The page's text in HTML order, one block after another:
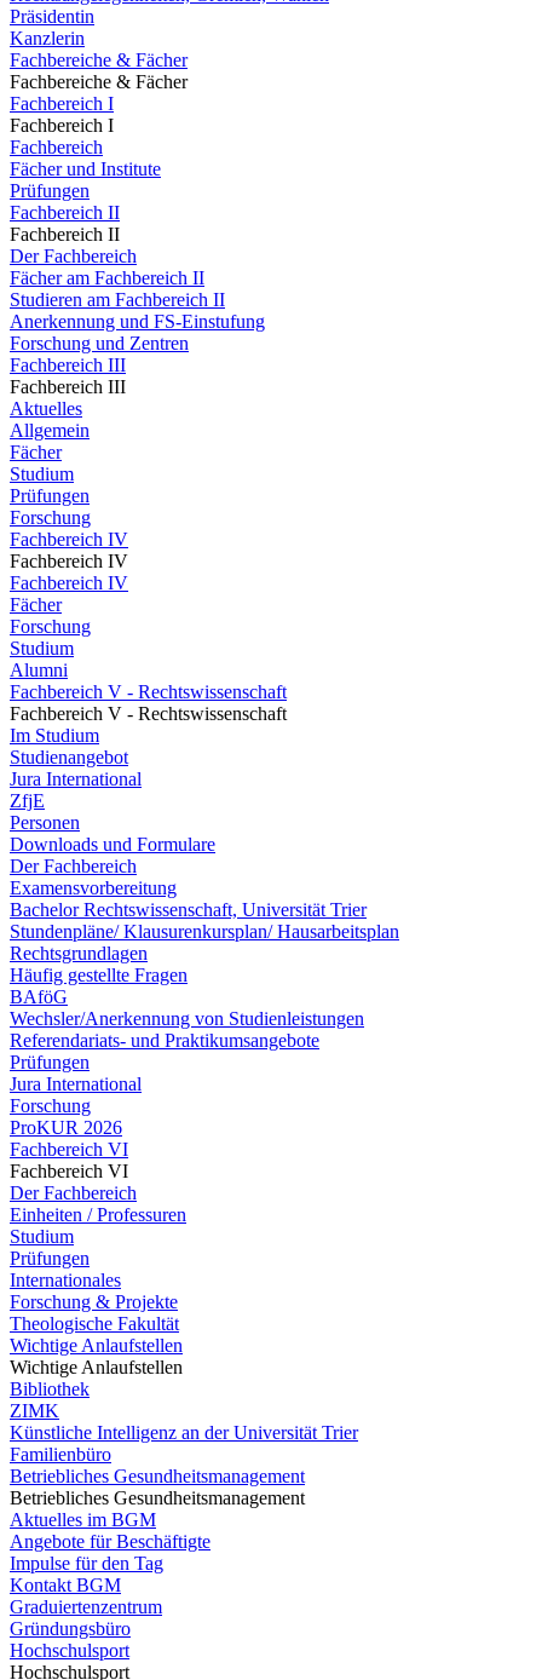
Präsidentin
Kanzlerin
Fachbereiche & Fächer
Fachbereiche & Fächer
Fachbereich I
Fachbereich I
Fachbereich
Fächer und Institute
Prüfungen
Fachbereich II
Fachbereich II
Der Fachbereich
Fächer am Fachbereich II
Studieren am Fachbereich II
Anerkennung und FS-Einstufung
Forschung und Zentren
Fachbereich III
Fachbereich III
Aktuelles
Allgemein
Fächer
Studium
Prüfungen
Forschung
Fachbereich IV
Fachbereich IV
Fachbereich IV
Fächer
Forschung
Studium
Alumni
Fachbereich V - Rechtswissenschaft
Fachbereich V - Rechtswissenschaft
Im Studium
Studienangebot
Jura International
ZfjE
Personen
Downloads und Formulare
Der Fachbereich
Examensvorbereitung
Bachelor Rechtswissenschaft, Universität Trier
Stundenpläne/ Klausurenkursplan/ Hausarbeitsplan
Rechtsgrundlagen
Häufig gestellte Fragen
BAföG
Wechsler/Anerkennung von Studienleistungen
Referendariats- und Praktikumsangebote
Prüfungen
Jura International
Forschung
ProKUR 2026
Fachbereich VI
Fachbereich VI
Der Fachbereich
Einheiten / Professuren
Studium
Prüfungen
Internationales
Forschung & Projekte
Theologische Fakultät
Wichtige Anlaufstellen
Wichtige Anlaufstellen
Bibliothek
ZIMK
Künstliche Intelligenz an der Universität Trier
Familienbüro
Betriebliches Gesundheitsmanagement
Betriebliches Gesundheitsmanagement
Aktuelles im BGM
Angebote für Beschäftigte
Impulse für den Tag
Kontakt BGM
Graduiertenzentrum
Gründungsbüro
Hochschulsport
Hochschulsport